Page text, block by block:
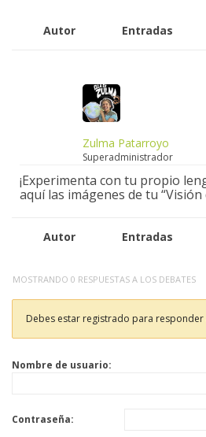
Autor Entradas
Zulma Patarroyo
Superadministrador
¡Experimenta con tu propio
aquí las imágenes de tu “Visión
Autor Entradas
MOSTRANDO 0 RESPUESTAS A LOS DEBATES
Debes estar registrado para responder
Nombre de usuario:
Contraseña: